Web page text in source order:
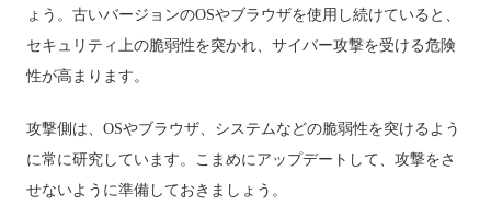
ょう。古いバージョンのOSやブラウザを使用し続けていると、
セキュリティ上の脆弱性を突かれ、サイバー攻撃を受ける危険
性が高まります。
攻撃側は、OSやブラウザ、システムなどの脆弱性を突けるよう
に常に研究しています。こまめにアップデートして、攻撃をさ
せないように準備しておきましょう。